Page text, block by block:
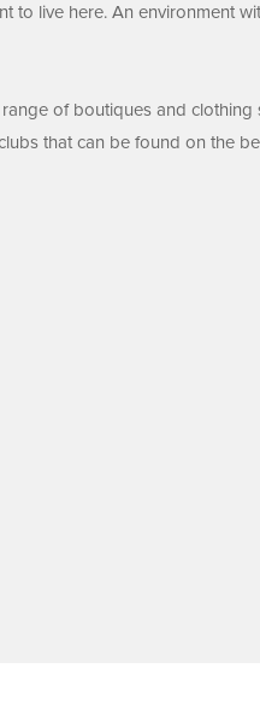
to live here. An environment
of boutiques and clothing
that can be found on the